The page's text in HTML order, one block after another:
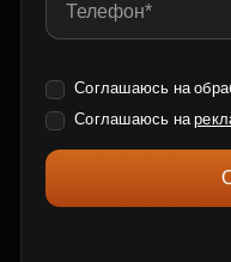
Соглашаюсь на
Соглашаюсь на